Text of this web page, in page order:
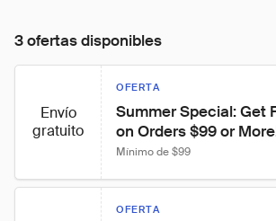
3 ofertas disponibles
Envío
gratuito
OFERTA
Summer Special: Get
on Orders $99 or
Mínimo de $99
OFERTA